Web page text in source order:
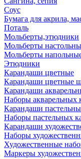
Соус
Бумага для акрила,
Поталь
Мольберты,этюдники
Мольберты
Мольберты
Этюдники
Карандаши цветные
Карандаши цветные
Карандаши
Наборы акварельных
Карандаши
Наборы пастельных
Карандаши
Наборы
Художественные
Маркеры